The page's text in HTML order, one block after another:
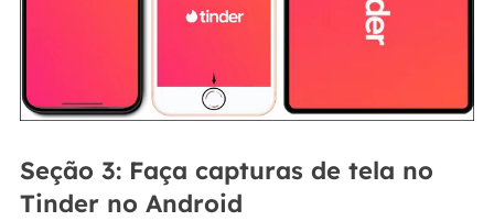
Seção 3: Faça capturas de tela no
Tinder no Android